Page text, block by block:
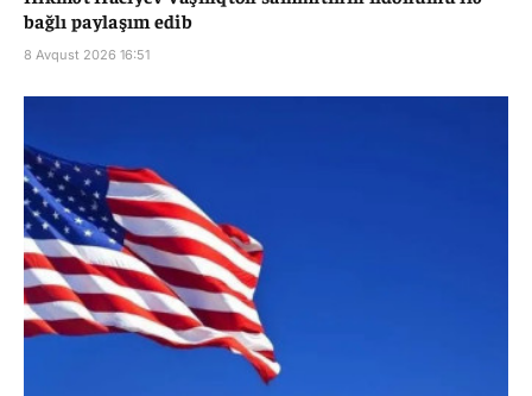
bağlı paylaşım edib
8 Avqust 2026 16:51